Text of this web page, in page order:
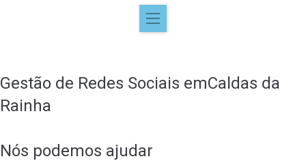
Gestão de Redes Sociais emCaldas da
Rainha
Nós podemos ajudar